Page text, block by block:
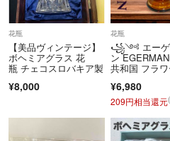
花瓶
【美品ヴィンテージ】
ボヘミアグラス 花
瓶 チェコスロバキア製
¥8,000
花瓶
꧁༺ エーゲ
ン
共和国 フラ
¥6,980
209円相当還元